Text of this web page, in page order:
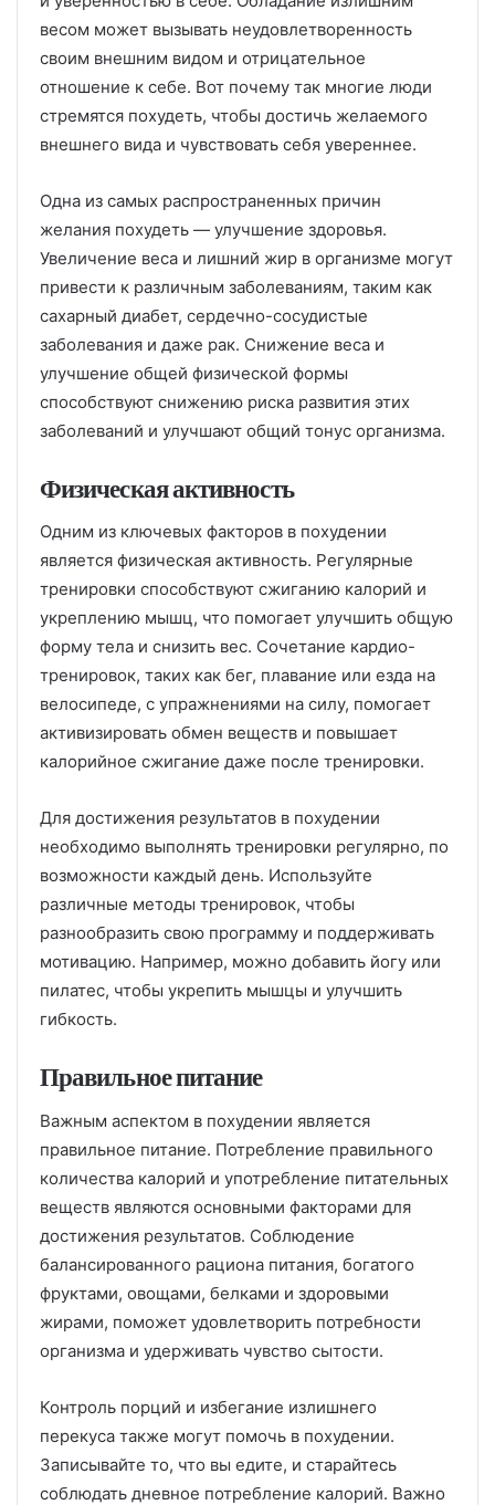
весом может вызывать неудовлетворенность
своим внешним видом и отрицательное
отношение к себе. Вот почему так многие люди
стремятся похудеть, чтобы достичь желаемого
внешнего вида и чувствовать себя увереннее.
Одна из самых распространенных причин
желания похудеть — улучшение здоровья.
Увеличение веса и лишний жир в организме могут
привести к различным заболеваниям, таким как
сахарный диабет, сердечно-сосудистые
заболевания и даже рак. Снижение веса и
улучшение общей физической формы
способствуют снижению риска развития этих
заболеваний и улучшают общий тонус организма.
Физическая активность
Одним из ключевых факторов в похудении
является физическая активность. Регулярные
тренировки способствуют сжиганию калорий и
укреплению мышц, что помогает улучшить общую
форму тела и снизить вес. Сочетание кардио-
тренировок, таких как бег, плавание или езда на
велосипеде, с упражнениями на силу, помогает
активизировать обмен веществ и повышает
калорийное сжигание даже после тренировки.
Для достижения результатов в похудении
необходимо выполнять тренировки регулярно, по
возможности каждый день. Используйте
различные методы тренировок, чтобы
разнообразить свою программу и поддерживать
мотивацию. Например, можно добавить йогу или
пилатес, чтобы укрепить мышцы и улучшить
гибкость.
Правильное питание
Важным аспектом в похудении является
правильное питание. Потребление правильного
количества калорий и употребление питательных
веществ являются основными факторами для
достижения результатов. Соблюдение
балансированного рациона питания, богатого
фруктами, овощами, белками и здоровыми
жирами, поможет удовлетворить потребности
организма и удерживать чувство сытости.
Контроль порций и избегание излишнего
перекуса также могут помочь в похудении.
Записывайте то, что вы едите, и старайтесь
соблюдать дневное потребление калорий. Важно